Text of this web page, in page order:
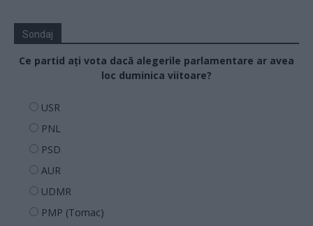
Sondaj
Ce partid ați vota dacă alegerile parlamentare ar avea
loc duminica viitoare?
USR
PNL
PSD
AUR
UDMR
PMP (Tomac)